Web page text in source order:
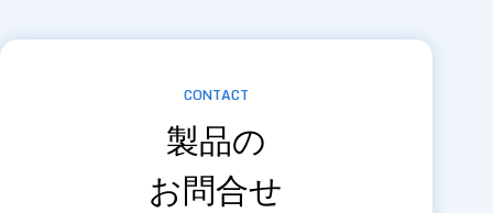
CONTACT
製品の
お問合せ